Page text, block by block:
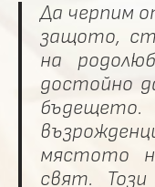
Да черпим
защото,
на
достойно
мястото
свят.